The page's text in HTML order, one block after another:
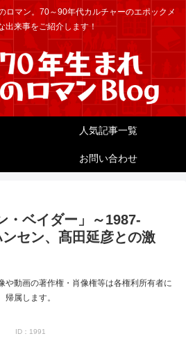
ロマン。70～90年代カルチャーのエポックメ
出来事をご紹介します！
人気記事一覧
お問い合わせ
・ベイダー」～1987-
セン、髙田延彦との激
動画の著作権・肖像権等は各権利所有者に
帰属します。
ID：1991